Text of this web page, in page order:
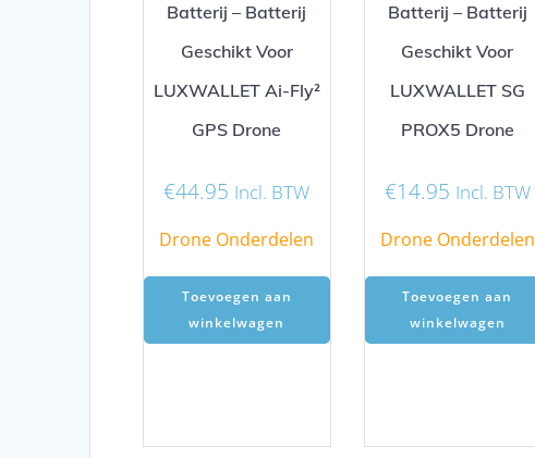
Batterij – Batterij
Geschikt Voor
LUXWALLET Ai-Fly²
GPS Drone
€44.95 Incl. BTW
Drone Onderdelen
Toevoegen aan
winkelwagen
Batterij – Batterij
Geschikt Voor
LUXWALLET SG
PROX5 Drone
€14.95 Incl. BTW
Drone Onderdelen
Toevoegen aan
winkelwagen